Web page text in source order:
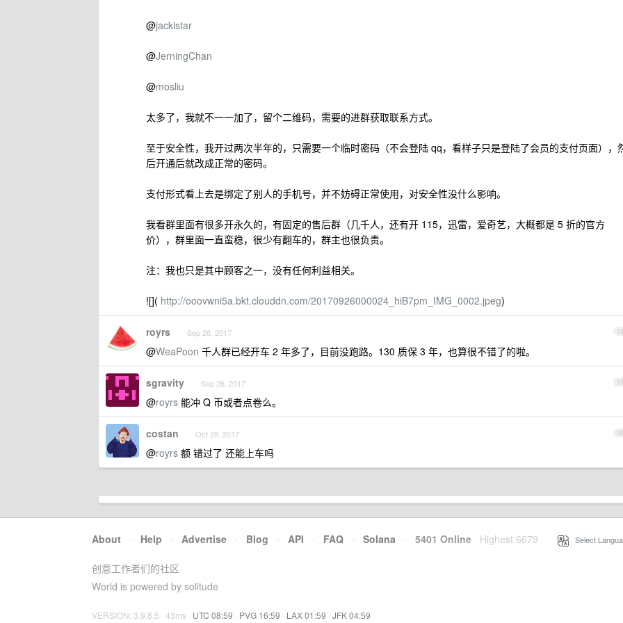
@jackistar
@JerningChan
@mosliu
太多了，我就不一一加了，留个二维码，需要的进群获取联系方式。
至于安全性，我开过两次半年的，只需要一个临时密码（不会登陆 qq，看样子只是登陆了会员的支付页面），
后开通后就改成正常的密码。
支付形式看上去是绑定了别人的手机号，并不妨碍正常使用，对安全性没什么影响。
我看群里面有很多开永久的，有固定的售后群（几千人，还有开 115，迅雷，爱奇艺，大概都是 5 折的官方
价），群里面一直蛮稳，很少有翻车的，群主也很负责。
注：我也只是其中顾客之一，没有任何利益相关。
![]( http://ooovwni5a.bkt.clouddn.com/20170926000024_hiB7pm_IMG_0002.jpeg)
18
royrs Sep 26, 2017
@WeaPoon 千人群已经开车 2 年多了，目前没跑路。130 质保 3 年，也算很不错了的啦。
19
sgravity Sep 26, 2017
@royrs 能冲 Q 币或者点卷么。
20
costan Oct 29, 2017
@royrs 额 错过了 还能上车吗
About · Help · Advertise · Blog · API · FAQ · Solana · 5401 Online Highest 6679 Select
创意工作者们的社区
World is powered by solitude
VERSION: 3.9.8.5 · 43ms · UTC 08:59 · PVG 16:59 · LAX 01:59 · JFK 04:59